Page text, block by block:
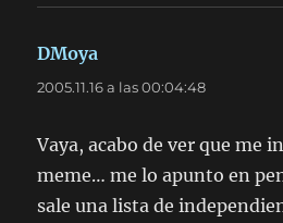
DMoya
2005.11.16 a las 00:04:48
Vaya, acabo de ver que me
meme… me lo apunto en
sale una lista de